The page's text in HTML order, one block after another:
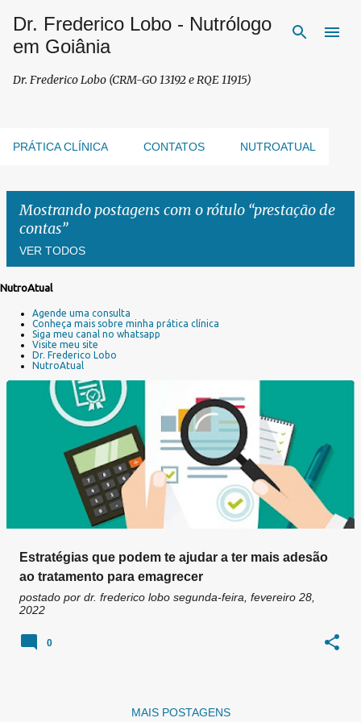
Pular para o conteúdo principal
Dr. Frederico Lobo - Nutrólogo
em Goiânia
Dr. Frederico Lobo (CRM-GO 13192 e RQE 11915)
PRÁTICA CLÍNICA CONTATOS NUTROATUAL
Mostrando postagens com o rótulo prestação de
contas
VER TODOS
g
NutroAtual
Agende uma consulta
Conheça mais sobre minha prática clínica
Siga meu canal no whatsapp
Visite meu site
Dr. Frederico Lobo
NutroAtual
Estratégias que podem te ajudar a ter mais adesão
ao tratamento para emagrecer
postado por dr. frederico lobo segunda-feira, fevereiro 28,
2022
0
MAIS POSTAGENS